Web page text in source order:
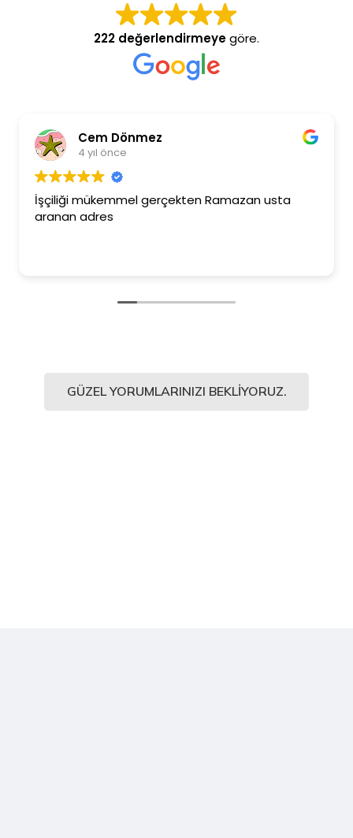
222 değerlendirmeyegöre.
Cem Dönmez
4 yıl önce
İşçiliği mükemmel gerçekten Ramazan usta
aranan adres
GÜZEL YORUMLARINIZI BEKLIYORUZ.